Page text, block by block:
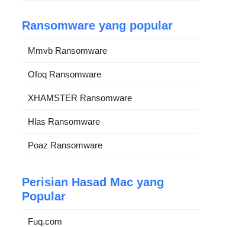
Ransomware yang popular
Mmvb Ransomware
Ofoq Ransomware
XHAMSTER Ransomware
Hlas Ransomware
Poaz Ransomware
Perisian Hasad Mac yang
Popular
Fuq.com